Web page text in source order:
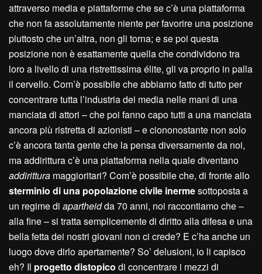
attraverso media e piattaforme che se c’è una piattaforma
che non fa assolutamente niente per favorire una posizione
piuttosto che un’altra, non gli torna; e se poi questa
posizione non è esattamente quella che condividono tra
loro a livello di una ristrettissima élite, gli va proprio in palla
il cervello. Com’è possibile che abbiamo fatto di tutto per
concentrare tutta l’industria dei media nelle mani di una
manciata di attori – che poi fanno capo tutti a una manciata
ancora più ristretta di azionisti – e ciononostante non solo
c’è ancora tanta gente che la pensa diversamente da noi,
ma addirittura c’è una piattaforma nella quale diventano
addirittura maggioritari? Com’è possibile che, di fronte allo
sterminio di una popolazione civile inermesottoposta a
un regime di apartheidda 70 anni, noi raccontiamo che –
alla fine – si tratta semplicemente di diritto alla difesa e una
bella fetta dei nostri giovani non ci crede? E c’ha anche un
luogo dove dirlo apertamente? So’ delusioni, io li capisco
eh? Il progetto distopico di concentrare i mezzi di